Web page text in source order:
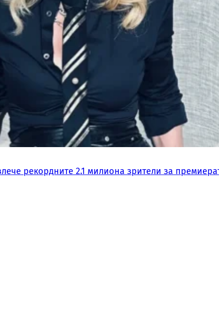
рекордните 2.1 милиона зрители за